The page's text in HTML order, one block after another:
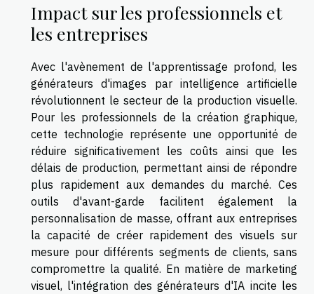
Impact sur les professionnels et
les entreprises
Avec l'avènement de l'apprentissage profond, les
générateurs d'images par intelligence artificielle
révolutionnent le secteur de la production visuelle.
Pour les professionnels de la création graphique,
cette technologie représente une opportunité de
réduire significativement les coûts ainsi que les
délais de production, permettant ainsi de répondre
plus rapidement aux demandes du marché. Ces
outils d'avant-garde facilitent également la
personnalisation de masse, offrant aux entreprises
la capacité de créer rapidement des visuels sur
mesure pour différents segments de clients, sans
compromettre la qualité. En matière de marketing
visuel, l'intégration des générateurs d'IA incite les